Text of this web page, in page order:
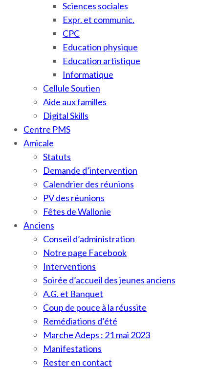
Sciences sociales
Expr. et communic.
CPC
Education physique
Education artistique
Informatique
Cellule Soutien
Aide aux familles
Digital Skills
Centre PMS
Amicale
Statuts
Demande d’intervention
Calendrier des réunions
PV des réunions
Fêtes de Wallonie
Anciens
Conseil d’administration
Notre page Facebook
Interventions
Soirée d’accueil des jeunes anciens
A.G. et Banquet
Coup de pouce à la réussite
Remédiations d’été
Marche Adeps : 21 mai 2023
Manifestations
Rester en contact